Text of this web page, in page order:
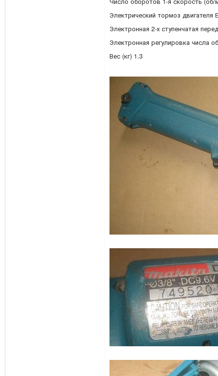
Электрический тормоз двигателя
Электронная 2-х ступенчатая
Электронная регулировка числа
Вес (кг) 1.3